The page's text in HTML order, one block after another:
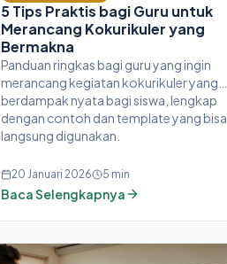
5 Tips Praktis bagi Guru untuk
Merancang Kokurikuler yang
Bermakna
Panduan ringkas bagi guru yang ingin
merancang kegiatan kokurikuler yang
berdampak nyata bagi siswa, lengkap
dengan contoh dan template yang bisa
langsung digunakan.
20 Januari 2026 5 min
Baca Selengkapnya